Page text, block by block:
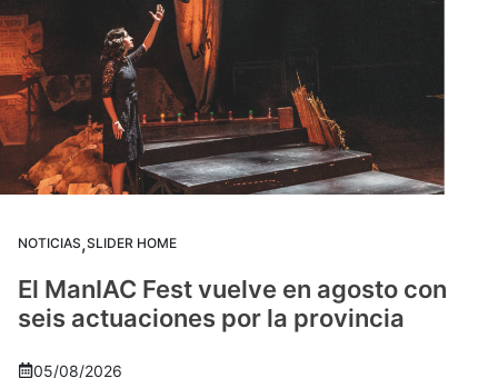
NOTICIAS,SLIDER HOME
El ManIAC Fest vuelve en agosto con
seis actuaciones por la provincia
05/08/2026